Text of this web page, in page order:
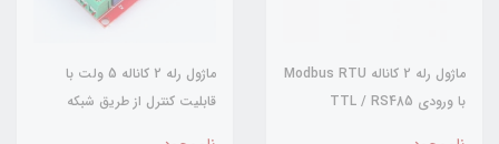
ماژول رله 2 کاناله Modbus RTU
با ورودی TTL / RS485
ماژول رله 2 کاناله 5 ولت با
قابلیت کنترل از طریق شبکه